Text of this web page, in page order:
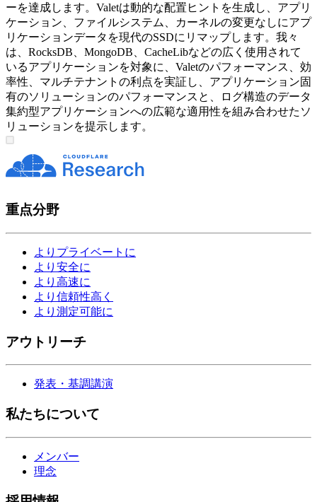
ーを達成します。Valetは動的な配置ヒントを生成し、アプリ
ケーション、ファイルシステム、カーネルの変更なしにアプ
リケーションデータを現代のSSDにリマップします。我々
は、RocksDB、MongoDB、CacheLibなどの広く使用されて
いるアプリケーションを対象に、Valetのパフォーマンス、効
率性、マルチテナントの利点を実証し、アプリケーション固
有のソリューションのパフォーマンスと、ログ構造のデータ
集約型アプリケーションへの広範な適用性を組み合わせたソ
リューションを提示します。
重点分野
よりプライベートに
より安全に
より高速に
より信頼性高く
より測定可能に
アウトリーチ
発表・基調講演
私たちについて
メンバー
理念